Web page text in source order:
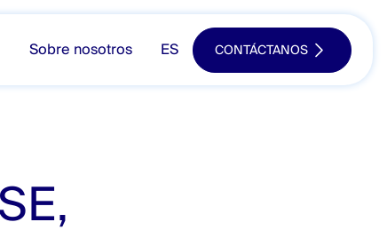
Sobre nosotros ES CONTÁCTANOS